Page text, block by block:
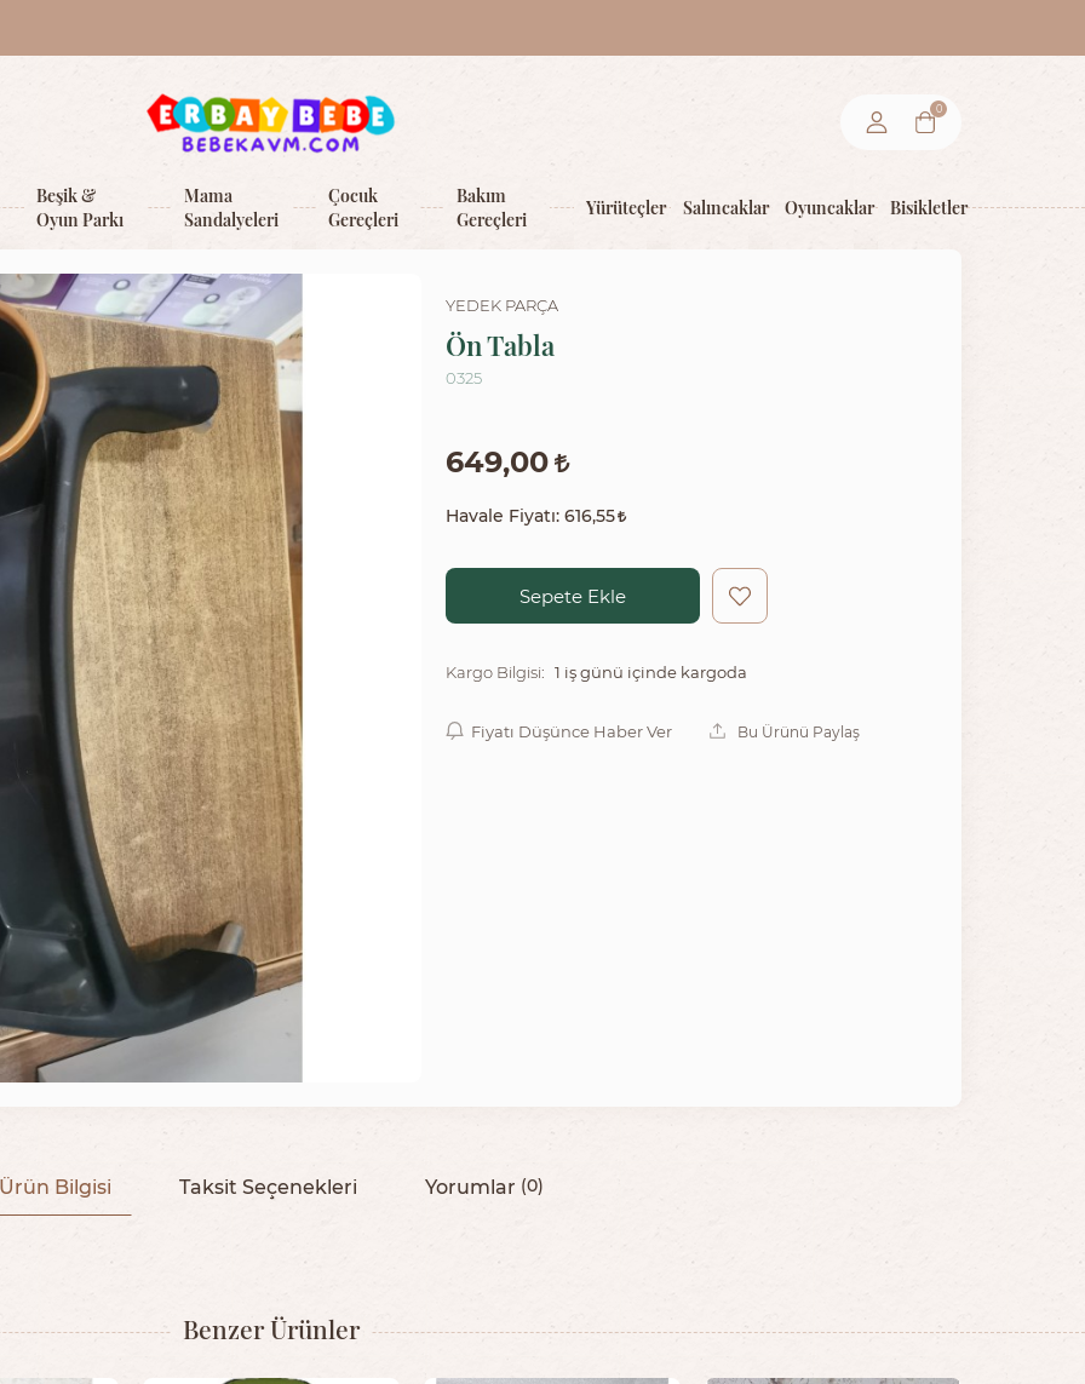
0
Beşik &
Oyun Parkı
Mama
Sandalyeleri
Çocuk
Gereçleri
Bakım
Gereçleri
Yürüteçler Salıncaklar Oyuncaklar Bisikletler
YEDEK PARÇA
Ön Tabla
0325
649,00
Havale Fiyatı:616,55
Sepete Ekle
Kargo Bilgisi: 1 iş günü içinde kargoda
Fiyatı Düşünce Haber Ver Bu Ürünü Paylaş
Ürün Bilgisi Taksit Seçenekleri Yorumlar (0)
Benzer Ürünler